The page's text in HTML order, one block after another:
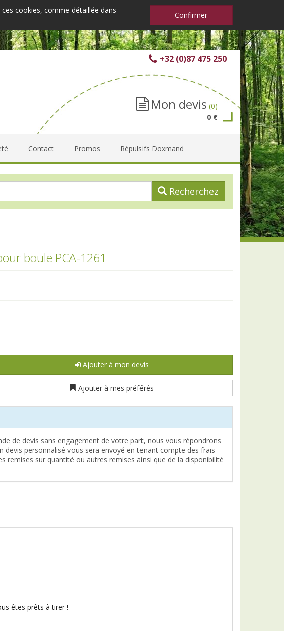
cookies, comme détaillée dans
Confirmer
+32 (0)87 475 250
Mon devis (0)
0 €
Contact Promos Répulsifs Doxmand
Recherchez
boule PCA-1261
Ajouter à mon devis
Ajouter à mes préférés
de devis sans engagement de votre part, nous vous répondrons
devis personnalisé vous sera envoyé en tenant compte des frais
remises sur quantité ou autres remises ainsi que de la disponibilité
êtes prêts à tirer !